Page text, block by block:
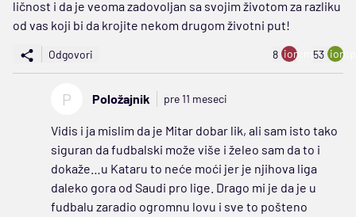
ličnost i da je veoma zadovoljan sa svojim životom za razliku
od vas koji bi da krojite nekom drugom životni put!
Odgovori 8 ion:minus
53
P Položajnik pre 11 meseci
Vidis i ja mislim da je Mitar dobar lik, ali sam isto tako
siguran da fudbalski može više i želeo sam da to i
dokaže…u Kataru to neće moći jer je njihova liga
daleko gora od Saudi pro lige. Drago mi je da je u
fudbalu zaradio ogromnu lovu i sve to pošteno